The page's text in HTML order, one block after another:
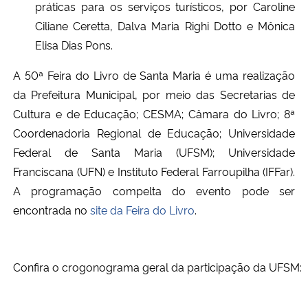
práticas para os serviços turísticos, por Caroline
Ciliane Ceretta, Dalva Maria Righi Dotto e Mônica
Elisa Dias Pons.
A 50ª Feira do Livro de Santa Maria é uma realização
da Prefeitura Municipal, por meio das Secretarias de
Cultura e de Educação; CESMA; Câmara do Livro; 8ª
Coordenadoria Regional de Educação; Universidade
Federal de Santa Maria (UFSM); Universidade
Franciscana (UFN) e Instituto Federal Farroupilha (IFFar).
A programação compelta do evento pode ser
encontrada no site da Feira do Livro.
Confira o crogonograma geral da participação da UFSM: